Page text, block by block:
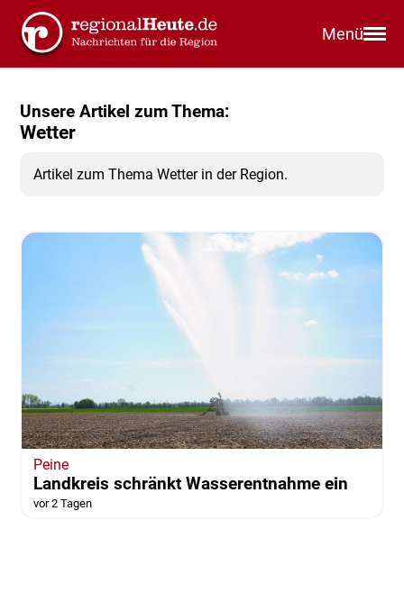
Menü
Unsere Artikel zum Thema:
Wetter
Artikel zum Thema Wetter in der Region.
Peine
Landkreis schränkt Wasserentnahme ein
vor 2 Tagen